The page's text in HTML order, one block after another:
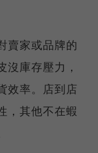
賣家或品牌的
沒庫存壓力，
效率。店到店
，其他不在蝦